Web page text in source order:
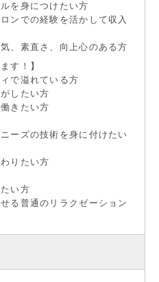
を身につけたい方
ンでの経験を活かして収入
、素直さ、向上心のある方
す！】
で溢れている方
したい方
きたい方
ーズの技術を身に付けたい
りたい方
い方
る普通のリラクゼーション